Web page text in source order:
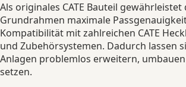
Als originales CATE Bauteil gewährleistet
Grundrahmen maximale
Kompatibilität mit zahlreichen CATE
und Zubehörsystemen. Dadurch lassen
Anlagen problemlos erweitern,
setzen.